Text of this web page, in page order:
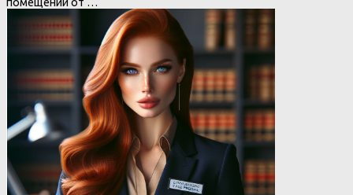
помещений от …